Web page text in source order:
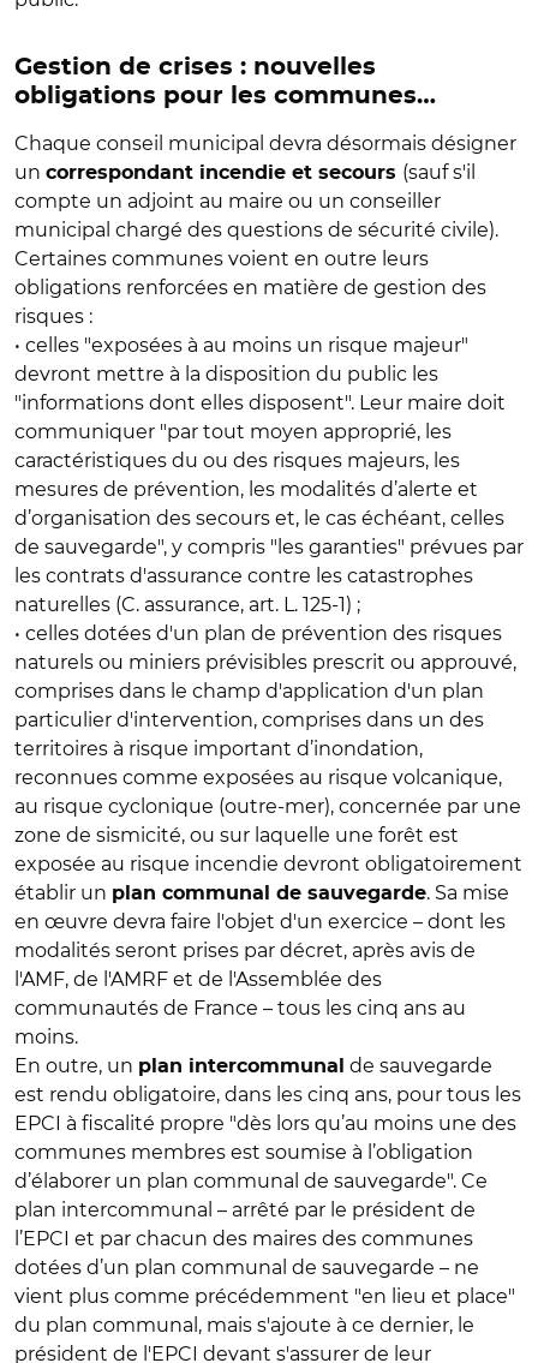
Gestion de crises : nouvelles
obligations pour les communes…
Chaque conseil municipal devra désormais désigner
un correspondant incendie et secours (sauf s'il
compte un adjoint au maire ou un conseiller
municipal chargé des questions de sécurité civile).
Certaines communes voient en outre leurs
obligations renforcées en matière de gestion des
risques :
• celles "exposées à au moins un risque majeur"
devront mettre à la disposition du public les
"informations dont elles disposent". Leur maire doit
communiquer "par tout moyen approprié, les
caractéristiques du ou des risques majeurs, les
mesures de prévention, les modalités d’alerte et
d’organisation des secours et, le cas échéant, celles
de sauvegarde", y compris "les garanties" prévues par
les contrats d'assurance contre les catastrophes
naturelles (C. assurance, art. L. 125-1) ;
• celles dotées d'un plan de prévention des risques
naturels ou miniers prévisibles prescrit ou approuvé,
comprises dans le champ d'application d'un plan
particulier d'intervention, comprises dans un des
territoires à risque important d’inondation,
reconnues comme exposées au risque volcanique,
au risque cyclonique (outre-mer), concernée par une
zone de sismicité, ou sur laquelle une forêt est
exposée au risque incendie devront obligatoirement
établir un plan communal de sauvegarde. Sa mise
en œuvre devra faire l'objet d'un exercice – dont les
modalités seront prises par décret, après avis de
l'AMF, de l'AMRF et de l'Assemblée des
communautés de France – tous les cinq ans au
moins.
En outre, un plan intercommunal
de sauvegarde
est rendu obligatoire, dans les cinq ans, pour tous les
EPCI à fiscalité propre "dès lors qu’au moins une des
communes membres est soumise à l’obligation
d’élaborer un plan communal de sauvegarde". Ce
plan intercommunal – arrêté par le président de
l’EPCI et par chacun des maires des communes
dotées d’un plan communal de sauvegarde – ne
vient plus comme précédemment "en lieu et place"
du plan communal, mais s'ajoute à ce dernier, le
président de l'EPCI devant s'assurer de leur